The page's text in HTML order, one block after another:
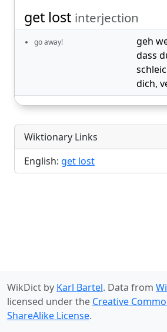
get lost interjection
go away! geh
dass
dich,
Wiktionary Links
English: get lost
WikDict by Karl Bartel. Data from
licensed under the Creative
ShareAlike License.